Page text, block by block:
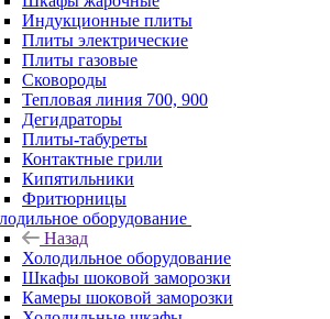
Индукционные плиты
Плиты электрические
Плиты газовые
Сковороды
Тепловая линия 700, 900
Дегидраторы
Плиты-табуреты
Контактные грили
Кипятильники
Фритюрницы
оборудование
Назад
Холодильное оборудование
Шкафы шоковой заморозки
Камеры шоковой заморозки